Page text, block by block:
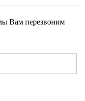
Вам перезвоним